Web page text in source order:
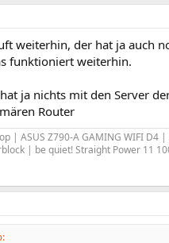
weiterhin, der hat ja auch
funktioniert weiterhin.
hat ja nichts mit den Server
Router
| ASUS Z790-A GAMING WIFI
| be quiet! Straight Power 11